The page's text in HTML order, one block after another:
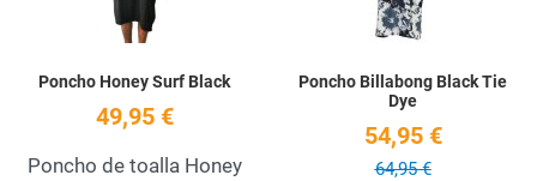
Poncho Honey Surf Black
49,95 €
Poncho de toalla Honey
Poncho Billabong Black Tie
Dye
54,95 €
64,95 €